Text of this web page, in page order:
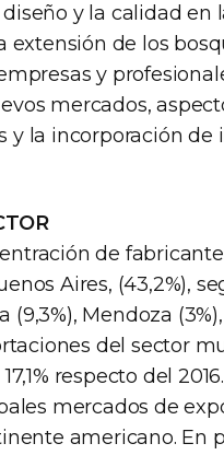
y la calidad en
extensión de los
y
mercados,
y la incorporación
de
Aires, (43,2%),
(9,3%), Mendoza
del sector
respecto del 2016.
mercados de
americano. En